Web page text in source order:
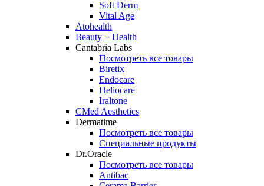
Soft Derm
Vital Age
Atohealth
Beauty + Health
Cantabria Labs
Посмотреть все товары
Biretix
Endocare
Heliocare
Iraltone
CMed Aesthetics
Dermatime
Посмотреть все товары
Специальные продукты
Dr.Oracle
Посмотреть все товары
Antibac